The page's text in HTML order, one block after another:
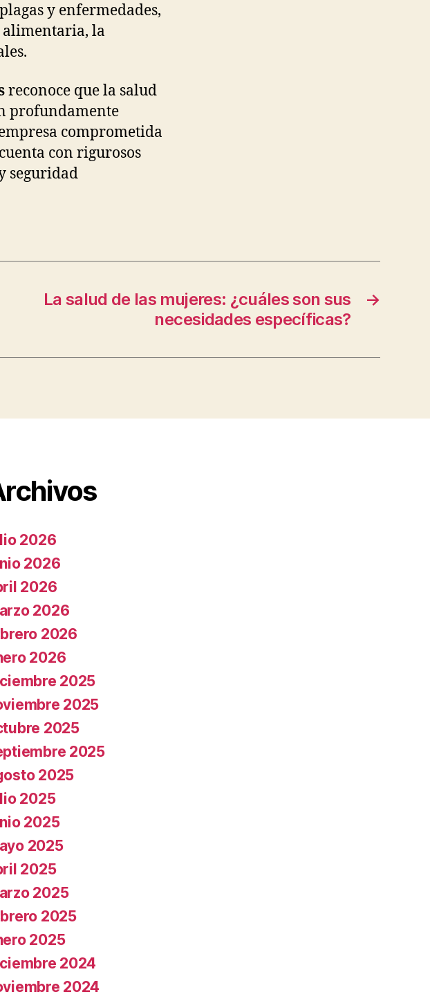
y enfermedades,
alimentaria, la
reconoce que la salud
profundamente
comprometida
con rigurosos
seguridad
→
La salud de las mujeres: ¿cuáles son sus
necesidades específicas?
2026
2026
2026
2026
2026
2026
2025
2025
2025
2025
2025
2025
2025
2025
2025
2025
2025
2025
2024
2024